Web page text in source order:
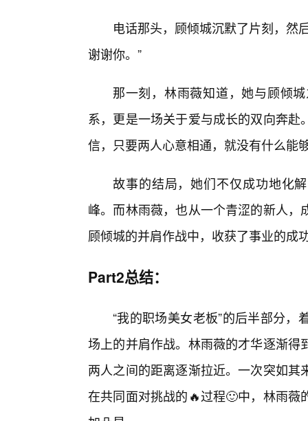
电话那头，顾倾城沉默了片刻，然
谢谢你。”
那一刻，林雨薇知道，她与顾倾
系，更是一场关于爱与成长的双向奔
信，只要两人心意相通，就没有什么能
故事的结局，她们不仅成功地化
峰。而林雨薇，也从一个青涩的新人
顾倾城的并肩作战中，收获了事业的成
Part2总结：
“我的职场美女老板”的后半部分
场上的并肩作战。林雨薇的才华逐渐
两人之间的距离逐渐拉近。一次突如
在共同面对挑战的🔥过程🙂中，林雨